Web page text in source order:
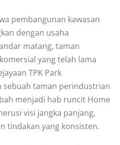
pembangunan kawasan
dengan usaha
matang, taman
yang telah lama
TPK Park
sebuah taman perindustrian
menjadi hab runcit Home
visi jangka panjang,
tindakan yang konsisten.